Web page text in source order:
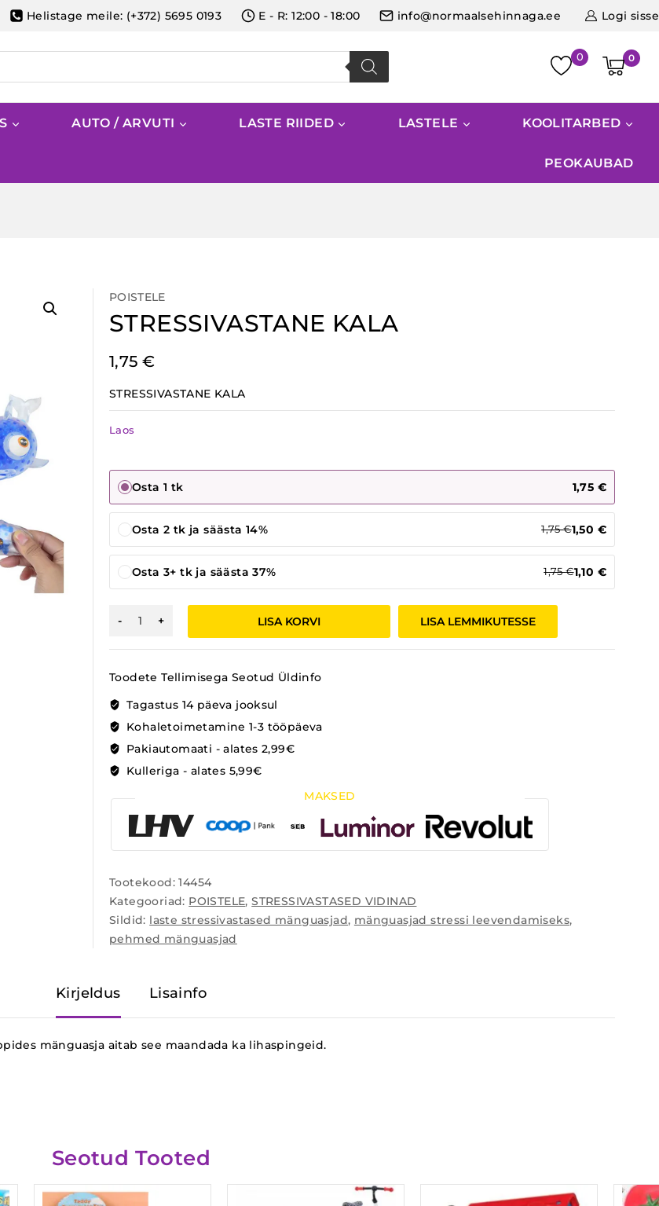
Helistage meile: (+372) 5695 0193 E - R: 12:00 - 18:00 info@normaalsehinnaga.ee Logi sisse
0
AUTO / ARVUTI LASTE RIIDED LASTELE KOOLITARBED
PEOKAUBAD
POISTELE
STRESSIVASTANE KALA
1,75 €
STRESSIVASTANE KALA
Laos
Osta 1 tk 1,75 €
Osta 2 tk ja säästa 14% 1,75€1,50 €
Osta 3+ tk ja säästa 37% 1,75€1,10 €
kogus
LISA KORVI LISA LEMMIKUTESSE
Toodete Tellimisega Seotud Üldinfo
Tagastus 14 päeva jooksul
Kohaletoimetamine 1-3 tööpäeva
Pakiautomaati - alates 2,99€
Kulleriga - alates 5,99€
MAKSED
Tootekood:14454
Kategooriad: POISTELE,STRESSIVASTASED VIDINAD
Sildid: laste stressivastased mänguasjad, mänguasjad stressi leevendamiseks,
pehmed mänguasjad
Kirjeldus Lisainfo
mänguasja aitab see maandada ka lihaspingeid.
Seotud Tooted